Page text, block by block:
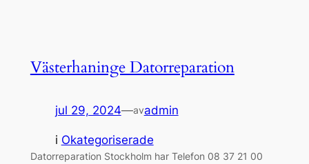
Västerhaninge Datorreparation
jul 29, 2024—avadmin
i Okategoriserade
Datorreparation Stockholm har Telefon 08 37 21 00